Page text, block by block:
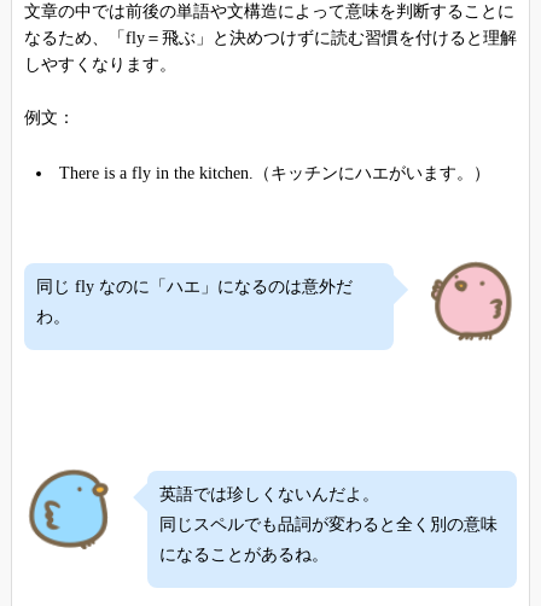
文章の中では前後の単語や文構造によって意味を判断することに
なるため、「fly＝飛ぶ」と決めつけずに読む習慣を付けると理解
しやすくなります。
例文：
There is a fly in the kitchen.（キッチンにハエがいます。）
同じ fly なのに「ハエ」になるのは意外だ
わ。
英語では珍しくないんだよ。
同じスペルでも品詞が変わると全く別の意味
になることがあるね。